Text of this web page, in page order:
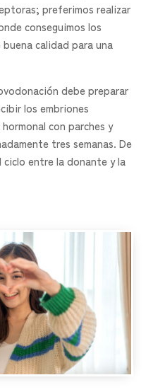
preferimos realizar
conseguimos los
calidad para una
debe preparar
los embriones
con parches y
tres semanas. De
entre la donante y la